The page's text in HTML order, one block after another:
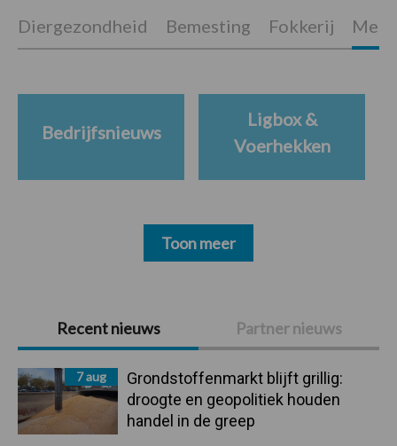
Primaire
Sidebar
Recent nieuws Partner nieuws
7 aug
Grondstoffenmarkt blijft grillig:
droogte en geopolitiek houden
handel in de greep
Diergezondheid Bemesting Fokkerij
Bedrijfsnieuws
Ligbox &
Voerhekken
Toon meer